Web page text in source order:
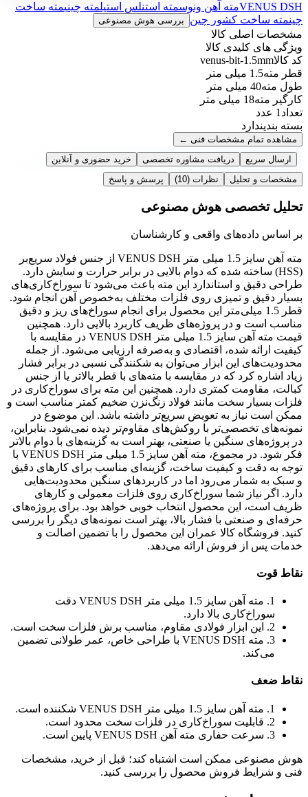
VENUS DSHمته آهن ونوسمته استنلس استیلمته چینیمته ساخت
چینمته ساخت کشور چین بررسی هوش مصنوعی
مشخصات اصلی کالا
ویژگی های کلیدی کالا
کد کالاvenus-bit-1.5mm
قطر مته1.5 میلی متر
طول مته40 میلی متر
کارگیر مته18 میلی متر
تعداد 1 عدد
بسته بندیندارد
مشاهده تمام مشخصات فنی ←
ارسال سریع
دریافت مشاوره تخصصی
خرید حضوری و آنلاین
مشخصات و تحلیل
نظرات (10) پرسش و پاسخ
تحلیل تخصصی هوش مصنوعی
بر اساس داده‌های واقعی و کارشناسان
مته آهن سایز 1.5 میلی متر VENUS DSH از جنس فولاد سریع‌بر
(HSS) ساخته شده که دوام بالایی در برابر حرارت و سایش دارد.
طراحی دقیق و استاندارد این مته باعث می‌شود تا سوراخ‌کاری‌های
بسیار دقیق و تمیزی روی فلزات مختلف به‌خصوص آهن انجام شود.
قطر 1.5 میلی‌متر این محصول برای انجام سوراخ‌های ریز و دقیق
مناسب است و در پروژه‌های ظریف کاربرد بالایی دارد. همچنین
قیمت مته آهن سایز 1.5 میلی متر VENUS DSH در مقایسه با
کیفیت ارائه شده، اقتصادی و به‌صرفه ارزیابی می‌شود. از جمله
محدودیت‌های این ابزار می‌توان به شکنندگی نسبی در برابر فشار
زیاد اشاره کرد که در مقایسه با مته‌های با قطر بالاتر یا از جنس
کبالت، مقاومت کمتری دارد. همچنین این مته برای سوراخ‌کاری در
فلزات بسیار سخت مانند فولاد زنگ‌نزن ضخیم کمتر مناسب است و
ممکن است نیاز به تعویض سریع‌تر داشته باشد. این موضوع در
نمونه‌های تخصصی‌تر با روکش‌های مقاوم‌تر دیده نمی‌شود. بنابراین،
در پروژه‌های سنگین یا صنعتی، بهتر است به گزینه‌های با دوام بالاتر
فکر شود. در مجموع، مته آهن سایز 1.5 میلی متر VENUS DSH با
توجه به دقت و کیفیت ساخت، گزینه‌ای مناسب برای کارهای دقیق
و سبک به شمار می‌رود اما در کاربردهای سنگین محدودیت‌هایی
دارد. اگر نیاز شما سوراخ‌کاری روی فلزات معمولی و کارهای
ظریف است، این محصول انتخاب خوبی خواهد بود. برای پروژه‌های
حرفه‌ای و صنعتی با فشار بالا، بهتر است نمونه‌های دیگر را بررسی
کنید. فروشگاه کالا عمران این محصول را با تضمین اصالت و
خدمات پس از فروش ارائه می‌دهد.
نقاط قوت
1. مته آهن سایز 1.5 میلی متر VENUS DSH دقت
سوراخ‌کاری بالا دارد.
2. این ابزار فولادی مقاوم، مناسب برش فلزات سخت است.
3. مته VENUS DSH با طراحی خاص، عمر طولانی تضمین
می‌کند.
نقاط ضعف
1. مته آهن سایز 1.5 میلی متر VENUS DSH شکننده است.
2. قابلیت سوراخ‌کاری در فلزات سخت محدود است.
3. سرعت حفاری مته آهن VENUS DSH پایین است.
هوش مصنوعی ممکن است اشتباه کند؛ قبل از خرید، مشخصات
فنی و شرایط فروش محصول را بررسی کنید.